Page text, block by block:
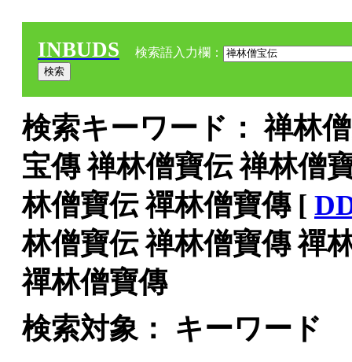
INBUDS 検索語入力欄：
検索キーワード： 禅林
宝傳 禅林僧寶伝 禅林僧
林僧寶伝 禪林僧寶傳 [
林僧寶伝 禅林僧寶傳 禪
禪林僧寶傳
検索対象： キーワード